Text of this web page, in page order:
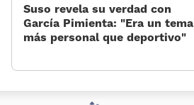
Suso revela su verdad con
García Pimienta: «Era un tema
más personal que deportivo»